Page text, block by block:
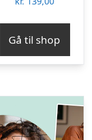
Gå til shop